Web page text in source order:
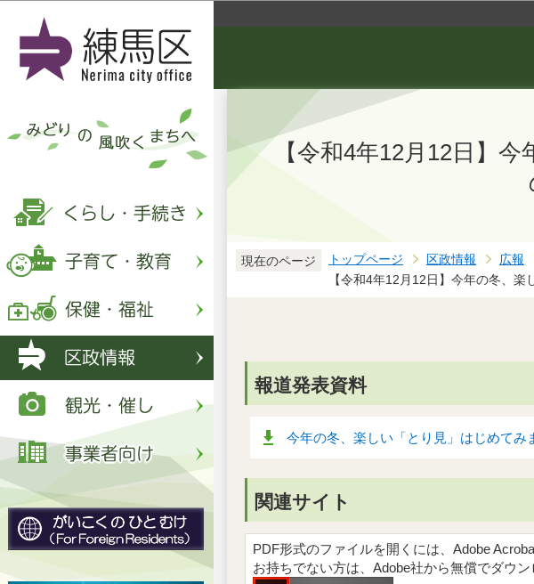
【令和4年12月12日】
現在のページ トップページ 区政情報 広報
【令和4年12月12日】今年の冬、
報道発表資料
今年の冬、楽しい「とり見」はじめてみ
関連サイト
PDF形式のファイルを開くには、Adobe
お持ちでない方は、Adobe社から無償でダウン